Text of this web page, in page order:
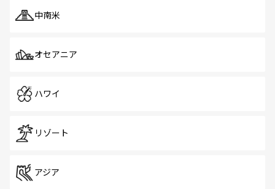
中南米
オセアニア
ハワイ
リゾート
アジア